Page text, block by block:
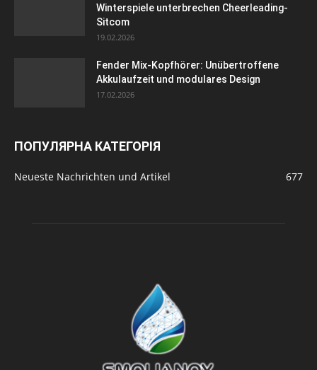
Winterspiele unterbrechen Cheerleading-
Sitcom
19.02.2026
Fender Mix-Kopfhörer: Unübertroffene
Akkulaufzeit und modulares Design
17.02.2026
ПОПУЛЯРНА КАТЕГОРІЯ
Neueste Nachrichten und Artikel 677